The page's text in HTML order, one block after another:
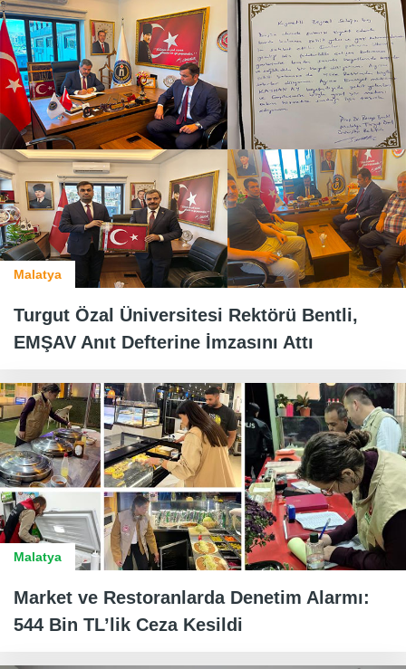
Malatya
Turgut Özal Üniversitesi Rektörü Bentli,
EMŞAV Anıt Defterine İmzasını Attı
Malatya
Market ve Restoranlarda Denetim Alarmı:
544 Bin TL’lik Ceza Kesildi